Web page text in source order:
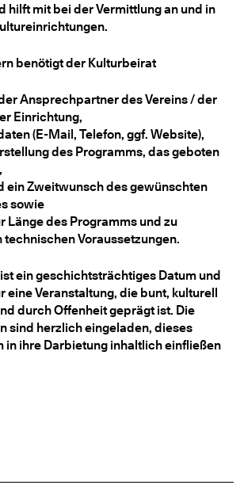
hilft mit bei der Vermittlung an und in
benötigt der Kulturbeirat
Ansprechpartner des Vereins / der
Einrichtung,
(E-Mail, Telefon, ggf. Website),
des Programms, das geboten
ein Zweitwunsch des gewünschten
sowie
Länge des Programms und zu
technischen Voraussetzungen.
ein geschichtsträchtiges Datum und
eine Veranstaltung, die bunt, kulturell
durch Offenheit geprägt ist. Die
sind herzlich eingeladen, dieses
in ihre Darbietung inhaltlich einfließen